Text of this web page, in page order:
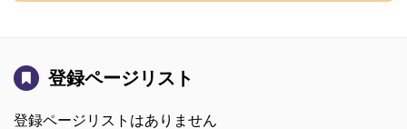
登録ページリスト
登録ページリストはありません